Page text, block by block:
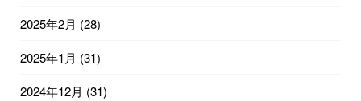
2025年2月 (28)
2025年1月 (31)
2024年12月 (31)